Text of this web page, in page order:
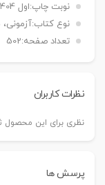
نوبت چاپ:اول 1404
نوع کتاب:
تعداد صفحه:502
نظرات کاربران
نظری برای این محصول
پرسش ها